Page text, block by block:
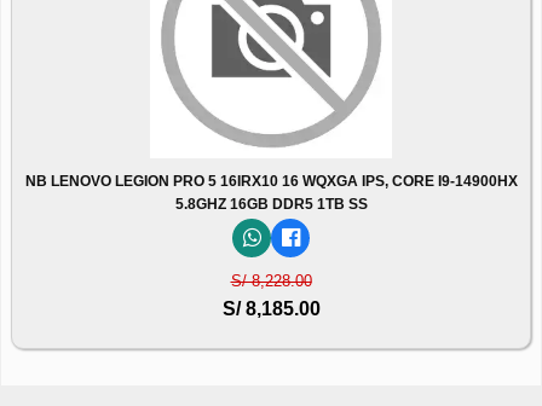
NB LENOVO LEGION PRO 5 16IRX10 16 WQXGA IPS, CORE I9-14900HX
5.8GHZ 16GB DDR5 1TB SS
S/ 8,228.00
S/ 8,185.00